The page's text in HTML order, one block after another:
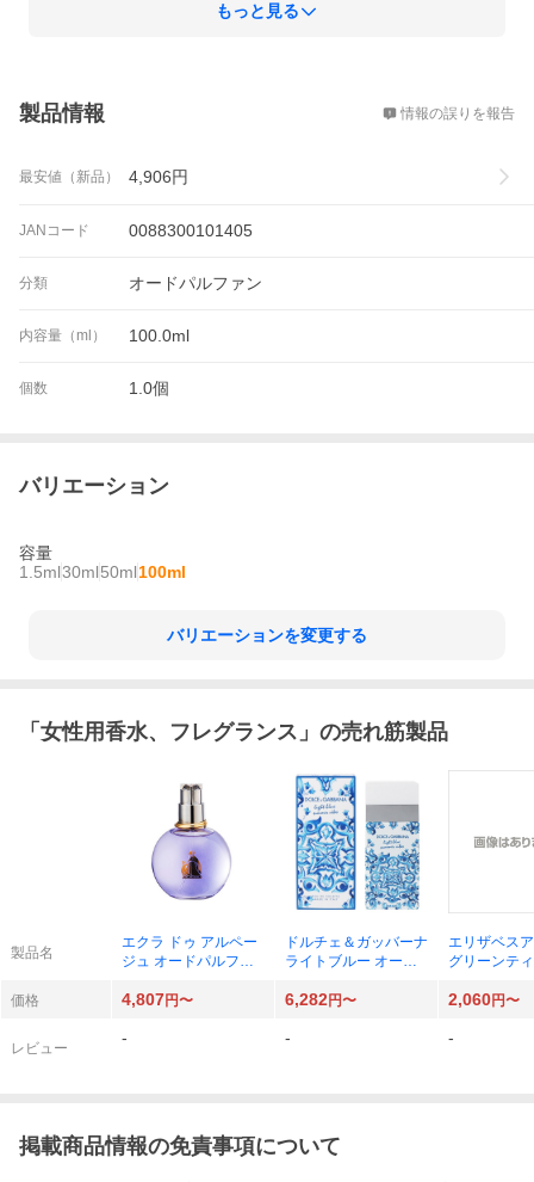
もっと見る
製品情報 情報の誤りを報告
最安値（新品） 4,906円
JANコード 0088300101405
分類 オードパルファン
内容量（ml） 100.0ml
個数 1.0個
バリエーション
容量
1.5ml30ml50ml100ml
バリエーションを変更する
「 女性用香水、フレグランス 」の売れ筋製品
製品名
エクラ ドゥ アルペー
ジュ オードパルファ
ドルチェ＆ガッバーナ
ライトブルー オード
エリザベス
グリーンテ
個
価格 4,807円〜 6,282円〜 2,060円〜
レビュー
- - -
掲載商品情報の免責事項について